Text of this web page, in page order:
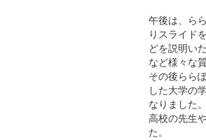
午後は、ら
りスライド
どを説明い
など様々な
その後らら
した大学の
なりました
高校の先生
た。